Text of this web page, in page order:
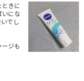
きに
いにな
でし
ジも